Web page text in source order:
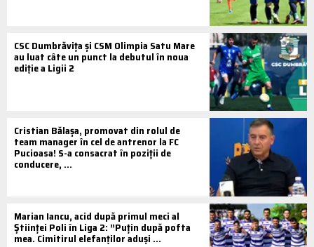
CSC Dumbrăvița și CSM Olimpia Satu Mare
au luat câte un punct la debutul în noua
ediție a Ligii 2
Cristian Bălașa, promovat din rolul de
team manager în cel de antrenor la FC
Pucioasa! S-a consacrat în poziții de
conducere, ...
Marian Iancu, acid după primul meci al
Științei Poli în Liga 2: ”Puțin după pofta
mea. Cimitirul elefanților aduși ...